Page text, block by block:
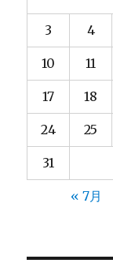
ン3 4
10 11
17 18
24 25
31
« 7月